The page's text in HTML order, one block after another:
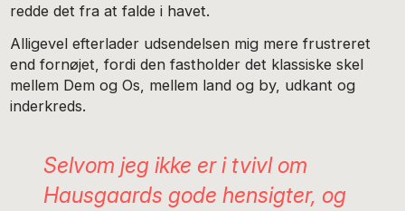
redde det fra at falde i havet.
Alligevel efterlader udsendelsen mig mere frustreret
end fornøjet, fordi den fastholder det klassiske skel
mellem Dem og Os, mellem land og by, udkant og
inderkreds.
Selvom jeg ikke er i tvivl om
Hausgaards gode hensigter, og